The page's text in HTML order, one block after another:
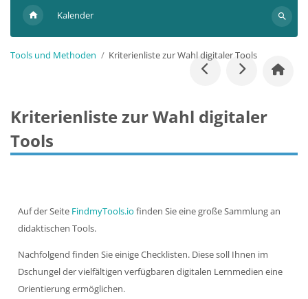
Kalender
Suchen
Tools und Methoden Kriterienliste zur Wahl digitaler Tools
Kriterienliste zur Wahl digitaler
Tools
Auf der Seite FindmyTools.io finden Sie eine große Sammlung an
didaktischen Tools.
Nachfolgend finden Sie einige Checklisten. Diese soll Ihnen im
Dschungel der vielfältigen verfügbaren digitalen Lernmedien eine
Orientierung ermöglichen.